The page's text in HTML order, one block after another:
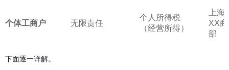
个体工商户 无限责任
个人所得税
（经营所得）
上
XX
部
下面逐一详解。